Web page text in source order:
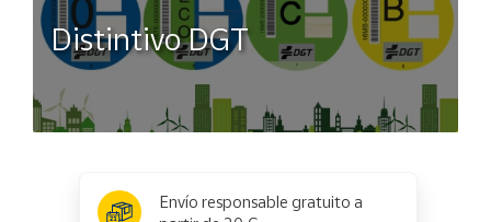
Distintivo DGT
Envío responsable gratuito a